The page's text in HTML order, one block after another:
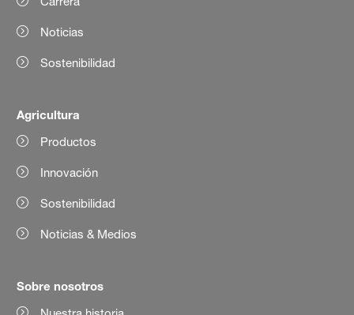
Noticias
Sostenibilidad
Agricultura
Productos
Innovación
Sostenibilidad
Noticias & Medios
Sobre nosotros